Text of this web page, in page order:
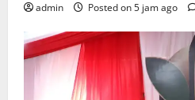
admin Posted on 5 jam ago